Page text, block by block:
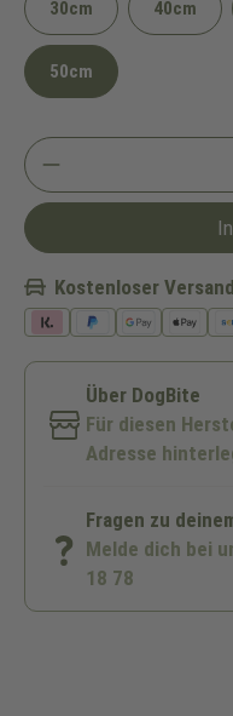
30cm 40cm
50cm
Kostenloser
Über DogBite
Für diesen
Adresse
Fragen zu
Melde dich bei
18 78